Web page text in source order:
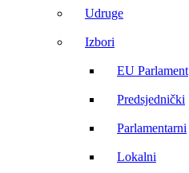
Udruge
Izbori
EU Parlament
Predsjednički
Parlamentarni
Lokalni